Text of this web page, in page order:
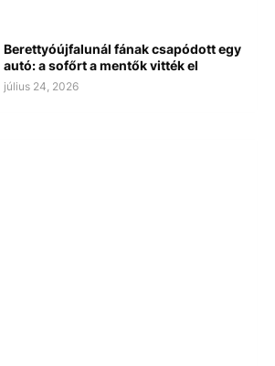
Berettyóújfalunál fának csapódott egy
autó: a sofőrt a mentők vitték el
július 24, 2026